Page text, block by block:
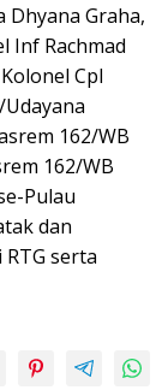
Dhyana Graha,
Inf Rachmad
Cpl
162/WB
162/WB
Pulau
dan
serta